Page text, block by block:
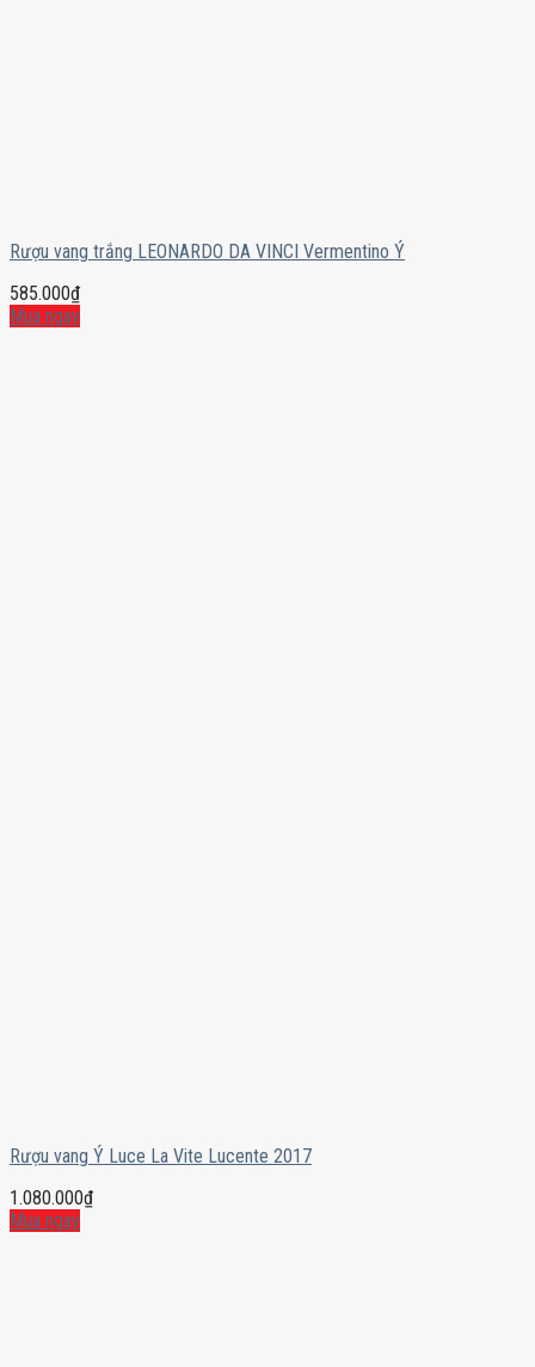
Rượu vang trắng LEONARDO DA VINCI Vermentino Ý
585.000₫
Mua ngay
Rượu vang Ý Luce La Vite Lucente 2017
1.080.000₫
Mua ngay